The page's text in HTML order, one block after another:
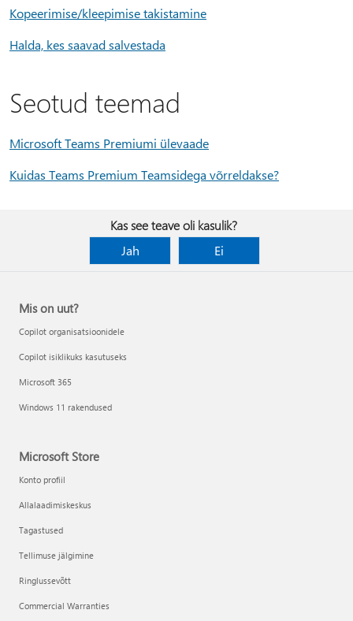
Kopeerimise/kleepimise takistamine
Halda, kes saavad salvestada
Seotud teemad
Microsoft Teams Premiumi ülevaade
Kuidas Teams Premium Teamsidega võrreldakse?
Kas see teave oli kasulik?
Jah
Ei
Mis on uut?
Copilot organisatsioonidele
Copilot isiklikuks kasutuseks
Microsoft 365
Windows 11 rakendused
Microsoft Store
Konto profiil
Allalaadimiskeskus
Tagastused
Tellimuse jälgimine
Ringlussevõtt
Commercial Warranties